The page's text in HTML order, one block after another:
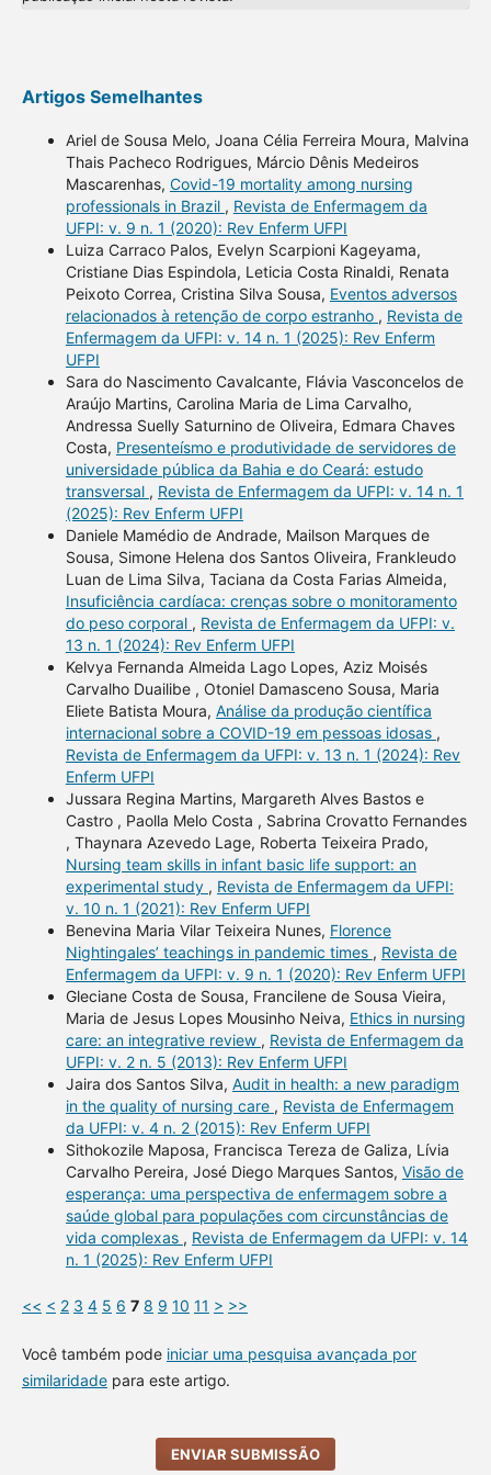
Artigos Semelhantes
Ariel de Sousa Melo, Joana Célia Ferreira Moura, Malvina
Thais Pacheco Rodrigues, Márcio Dênis Medeiros
Mascarenhas, Covid-19 mortality among nursing
professionals in Brazil , Revista de Enfermagem da
UFPI: v. 9 n. 1 (2020): Rev Enferm UFPI
Luiza Carraco Palos, Evelyn Scarpioni Kageyama,
Cristiane Dias Espindola, Leticia Costa Rinaldi, Renata
Peixoto Correa, Cristina Silva Sousa, Eventos adversos
relacionados à retenção de corpo estranho , Revista de
Enfermagem da UFPI: v. 14 n. 1 (2025): Rev Enferm
UFPI
Sara do Nascimento Cavalcante, Flávia Vasconcelos de
Araújo Martins, Carolina Maria de Lima Carvalho,
Andressa Suelly Saturnino de Oliveira, Edmara Chaves
Costa, Presenteísmo e produtividade de servidores de
universidade pública da Bahia e do Ceará: estudo
transversal , Revista de Enfermagem da UFPI: v. 14 n. 1
(2025): Rev Enferm UFPI
Daniele Mamédio de Andrade, Mailson Marques de
Sousa, Simone Helena dos Santos Oliveira, Frankleudo
Luan de Lima Silva, Taciana da Costa Farias Almeida,
Insuficiência cardíaca: crenças sobre o monitoramento
do peso corporal , Revista de Enfermagem da UFPI: v.
13 n. 1 (2024): Rev Enferm UFPI
Kelvya Fernanda Almeida Lago Lopes, Aziz Moisés
Carvalho Duailibe , Otoniel Damasceno Sousa, Maria
Eliete Batista Moura, Análise da produção científica
internacional sobre a COVID-19 em pessoas idosas ,
Revista de Enfermagem da UFPI: v. 13 n. 1 (2024): Rev
Enferm UFPI
Jussara Regina Martins, Margareth Alves Bastos e
Castro , Paolla Melo Costa , Sabrina Crovatto Fernandes
, Thaynara Azevedo Lage, Roberta Teixeira Prado,
Nursing team skills in infant basic life support: an
experimental study , Revista de Enfermagem da UFPI:
v. 10 n. 1 (2021): Rev Enferm UFPI
Benevina Maria Vilar Teixeira Nunes, Florence
Nightingales’ teachings in pandemic times , Revista de
Enfermagem da UFPI: v. 9 n. 1 (2020): Rev Enferm UFPI
Gleciane Costa de Sousa, Francilene de Sousa Vieira,
Maria de Jesus Lopes Mousinho Neiva, Ethics in nursing
care: an integrative review , Revista de Enfermagem da
UFPI: v. 2 n. 5 (2013): Rev Enferm UFPI
Jaira dos Santos Silva, Audit in health: a new paradigm
in the quality of nursing care , Revista de Enfermagem
da UFPI: v. 4 n. 2 (2015): Rev Enferm UFPI
Sithokozile Maposa, Francisca Tereza de Galiza, Lívia
Carvalho Pereira, José Diego Marques Santos, Visão de
esperança: uma perspectiva de enfermagem sobre a
saúde global para populações com circunstâncias de
vida complexas , Revista de Enfermagem da UFPI: v. 14
n. 1 (2025): Rev Enferm UFPI
<< < 2 3 4 5 6 7 8 9 10 11 > >>
Você também pode iniciar uma pesquisa avançada por
similaridadepara este artigo.
ENVIAR SUBMISSÃO